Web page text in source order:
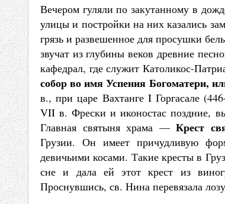
Вечером гуляли по закутанному в
улицы и постройки на них казались
грязь и развешенное для просушки
звучат из глубины веков древние
кафедрал, где служит Католикос-
собор во имя Успения Богоматери,
в., при царе Вахтанге I Горгасале
VII в. Фрески и иконостас поздние,
Главная святыня храма —Крест
Грузии. Он имеет причудливую
девичьими косами. Такие кресты в
сне и дала ей этот крест из
Проснувшись, св. Нина перевязала